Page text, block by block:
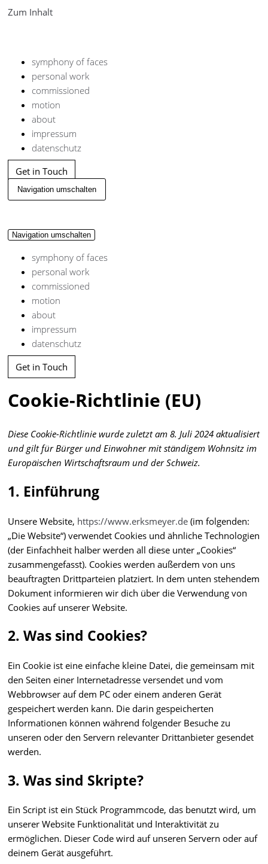
Zum Inhalt
symphony of faces
personal work
commissioned
motion
about
impressum
datenschutz
Get in Touch
Navigation umschalten
Navigation umschalten
symphony of faces
personal work
commissioned
motion
about
impressum
datenschutz
Get in Touch
Cookie-Richtlinie (EU)
Diese Cookie-Richtlinie wurde zuletzt am 8. Juli 2024 aktualisiert
und gilt für Bürger und Einwohner mit ständigem Wohnsitz im
Europäischen Wirtschaftsraum und der Schweiz.
1. Einführung
Unsere Website, https://www.erksmeyer.de (im folgenden:
„Die Website“) verwendet Cookies und ähnliche Technologien
(der Einfachheit halber werden all diese unter „Cookies“
zusammengefasst). Cookies werden außerdem von uns
beauftragten Drittparteien platziert. In dem unten stehendem
Dokument informieren wir dich über die Verwendung von
Cookies auf unserer Website.
2. Was sind Cookies?
Ein Cookie ist eine einfache kleine Datei, die gemeinsam mit
den Seiten einer Internetadresse versendet und vom
Webbrowser auf dem PC oder einem anderen Gerät
gespeichert werden kann. Die darin gespeicherten
Informationen können während folgender Besuche zu
unseren oder den Servern relevanter Drittanbieter gesendet
werden.
3. Was sind Skripte?
Ein Script ist ein Stück Programmcode, das benutzt wird, um
unserer Website Funktionalität und Interaktivität zu
ermöglichen. Dieser Code wird auf unseren Servern oder auf
deinem Gerät ausgeführt.